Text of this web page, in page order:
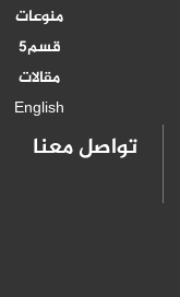
منوعات
قسم5
مقالات
English
تواصل معنا